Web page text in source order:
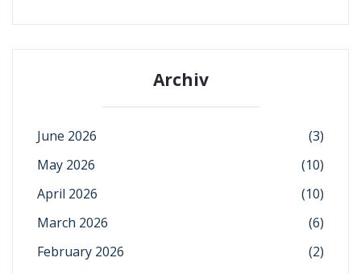
Archiv
June 2026
(3)
May 2026
(10)
April 2026
(10)
March 2026
(6)
February 2026
(2)